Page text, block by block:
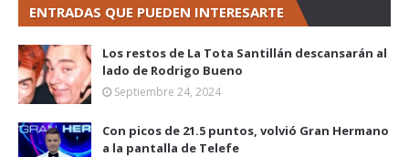
ENTRADAS QUE PUEDEN INTERESARTE
Los restos de La Tota Santillán descansarán al
lado de Rodrigo Bueno
Septiembre 24, 2024
Con picos de 21.5 puntos, volvió Gran Hermano
a la pantalla de Telefe